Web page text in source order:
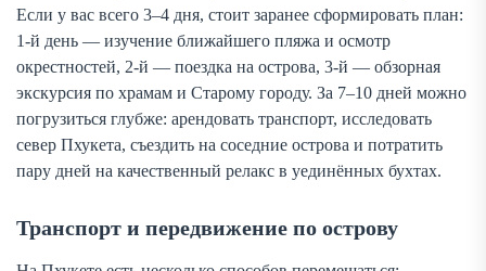
Если у вас всего 3–4 дня, стоит заранее сформировать план:
1-й день — изучение ближайшего пляжа и осмотр
окрестностей, 2-й — поездка на острова, 3-й — обзорная
экскурсия по храмам и Старому городу. За 7–10 дней можно
погрузиться глубже: арендовать транспорт, исследовать
север Пхукета, съездить на соседние острова и потратить
пару дней на качественный релакс в уединённых бухтах.
Транспорт и передвижение по острову